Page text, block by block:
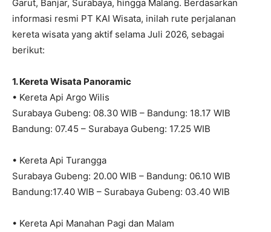
Garut, Banjar, Surabaya, hingga Malang. Berdasarkan
informasi resmi PT KAI Wisata, inilah rute perjalanan
kereta wisata yang aktif selama Juli 2026, sebagai
berikut:
1. Kereta Wisata Panoramic
• Kereta Api Argo Wilis
Surabaya Gubeng: 08.30 WIB – Bandung: 18.17 WIB
Bandung: 07.45 – Surabaya Gubeng: 17.25 WIB
• Kereta Api Turangga
Surabaya Gubeng: 20.00 WIB – Bandung: 06.10 WIB
Bandung:17.40 WIB – Surabaya Gubeng: 03.40 WIB
• Kereta Api Manahan Pagi dan Malam